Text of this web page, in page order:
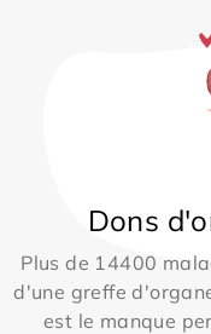
Dons
Plus de 14400
d'une greffe
est le manque